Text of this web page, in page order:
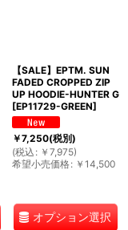
【SALE】EPTM. SUN
FADED CROPPED ZIP
UP HOODIE-HUNTER G
[EP11729-GREEN]
￥7,250(税別)
(税込 : ￥ 7,975)
希望小売価格: ￥ 14,500
オプション選択